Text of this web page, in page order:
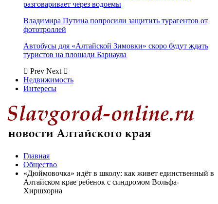
разговаривает через водоемы
Владимира Путина попросили защитить турагентов от
фототроллей
Автобусы для «Алтайской Зимовки» скоро будут ждать
туристов на площади Барнаула
Prev Next
Недвижимость
Интересы
Главная
Общество
«Дюймовочка» идёт в школу: как живет единственный в
Алтайском крае ребенок с синдромом Вольфа-
Хиршхорна